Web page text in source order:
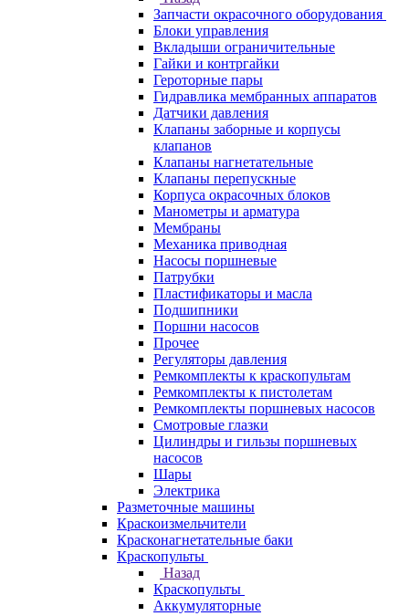
Запчасти окрасочного оборудования
Блоки управления
Вкладыши ограничительные
Гайки и контргайки
Героторные пары
Гидравлика мембранных аппаратов
Датчики давления
Клапаны заборные и корпусы
клапанов
Клапаны нагнетательные
Клапаны перепускные
Корпуса окрасочных блоков
Манометры и арматура
Мембраны
Механика приводная
Насосы поршневые
Патрубки
Пластификаторы и масла
Подшипники
Поршни насосов
Прочее
Регуляторы давления
Ремкомплекты к краскопультам
Ремкомплекты к пистолетам
Ремкомплекты поршневых насосов
Смотровые глазки
Цилиндры и гильзы поршневых
насосов
Шары
Электрика
Разметочные машины
Краскоизмельчители
Красконагнетательные баки
Краскопульты
Назад
Краскопульты
Аккумуляторные